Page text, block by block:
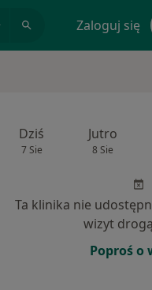
Zaloguj się
Dziś
7 Sie
Jutro
8 Sie
Ta klinika nie
wizyt
Poproś o